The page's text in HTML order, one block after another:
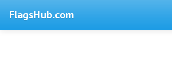
FlagsHub.com